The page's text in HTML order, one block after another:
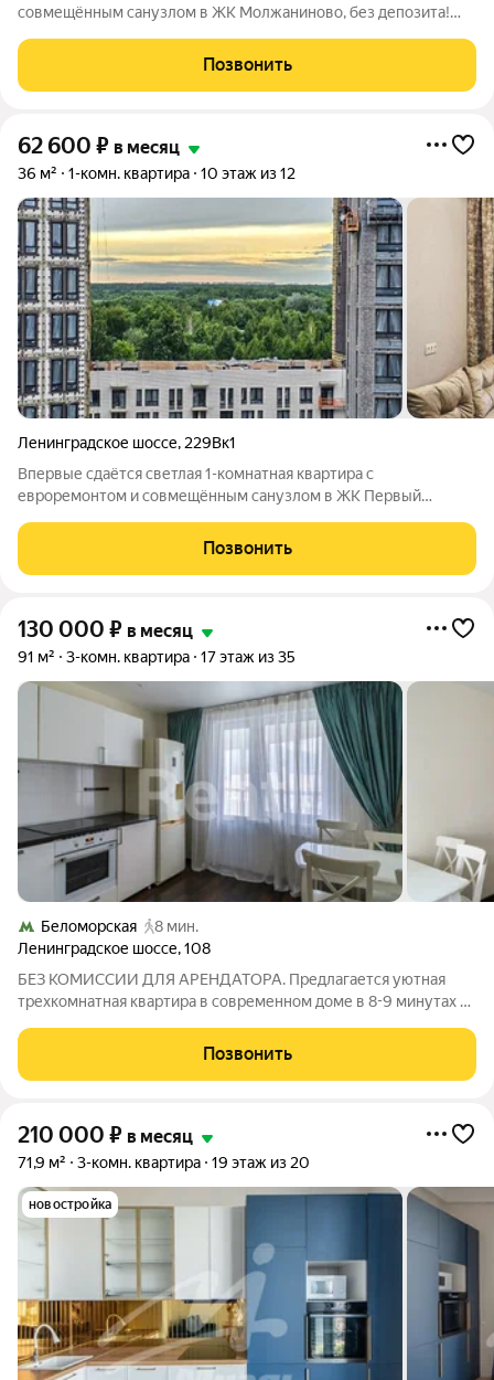
совмещённым санузлом в ЖК Молжаниново, без депозита!
человек или небольшой семьи. Открытая планировка с кухней-
гостиной и отдельной спальной
Позвонить
62 600 ₽ в месяц
36 м² 1-комн. квартира 10 этаж из 12
Ленинградское шоссе, 229Вк1
Впервые сдаётся светлая 1-комнатная квартира с
евроремонтом и совмещённым санузлом в ЖК Первый
Позвонить
130 000 ₽ в месяц
91 м² 3-комн. квартира 17 этаж из 35
Беломорская
8 мин.
Ленинградское шоссе,108
БЕЗ КОМИССИИ ДЛЯ АРЕНДАТОРА. Предлагается уютная
трехкомнатная квартира в современном доме в 8-9 минутах от
гостиная, большая детская с потрясающим видом на реку и
спальня располагают
Позвонить
210 000 ₽ в месяц
71,9 м² 3-комн. квартира 19 этаж из 20
новостройка